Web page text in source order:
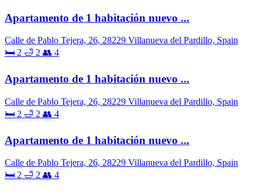
Apartamento de 1 habitación nuevo ...
Calle de Pablo Tejera, 26, 28229 Villanueva del Pardillo, Spain
🛏 2 🛁 2 👥 4
Apartamento de 1 habitación nuevo ...
Calle de Pablo Tejera, 26, 28229 Villanueva del Pardillo, Spain
🛏 2 🛁 2 👥 4
Apartamento de 1 habitación nuevo ...
Calle de Pablo Tejera, 26, 28229 Villanueva del Pardillo, Spain
🛏 2 🛁 2 👥 4